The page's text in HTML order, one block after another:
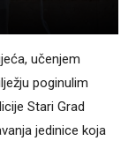
učenjem
poginulim
Stari Grad
jedinice koja